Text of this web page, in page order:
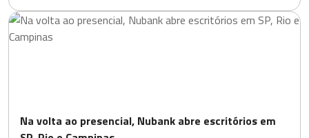
Na volta ao presencial, Nubank abre escritórios em